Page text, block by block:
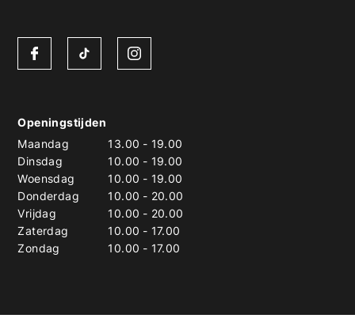
Openingstijden
Maandag
13.00 - 19.00
Dinsdag
10.00 - 19.00
Woensdag
10.00 - 19.00
Donderdag
10.00 - 20.00
Vrijdag
10.00 - 20.00
Zaterdag
10.00 - 17.00
Zondag
10.00 - 17.00